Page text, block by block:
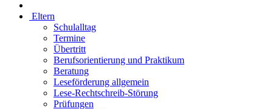
Eltern
Schulalltag
Termine
Übertritt
Berufsorientierung und Praktikum
Beratung
Leseförderung allgemein
Lese-Rechtschreib-Störung
Prüfungen